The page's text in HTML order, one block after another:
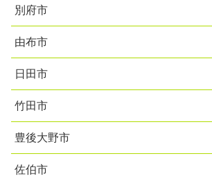
別府市
由布市
日田市
竹田市
豊後大野市
佐伯市